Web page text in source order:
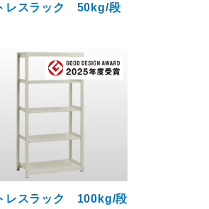
レスラック 50kg/段
レスラック 100kg/段